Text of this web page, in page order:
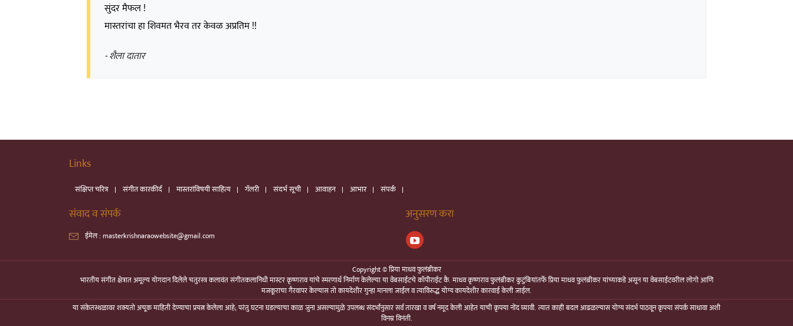
सुंदर मैफल !
मास्तरांचा हा शिवमत भैरव तर केवळ अप्रतिम !!
- शैला दातार
Links
संक्षिप्त चरित्र संगीत कारकीर्द मास्तरांविषयी साहित्य गॅलरी संदर्भ सूची आवाहन आभार संपर्क
संवाद व संपर्क
ईमेल : masterkrishnaraowebsite@gmail.com
अनुसरण करा
Copyright © प्रिया माधव फुलंब्रीकर
भारतीय संगीत क्षेत्रात अमूल्य योगदान दिलेले चतुरस्त्र कलावंत संगीतकलानिधी मास्टर कृष्णराव यांचे स्मरणार्थ निर्माण केलेल्या या वेबसाईटचे कॉपीराईट कै. माधव कृष्णराव फुलंब्रीकर कुटुंबियांतर्फे प्रिया माधव फुलंब्रीकर यांच्याकडे असून या वेबसाईटवरील लोगो आणि
मजकूराचा गैरवापर केल्यास तो कायदेशीर गुन्हा मानला जाईल व त्याविरुद्ध योग्य कायदेशीर कारवाई केली जाईल.
या संकेतस्थळावर शक्यतो अचूक माहिती देण्याचा प्रयत्न केलेला आहे; परंतु घटना घडल्याचा काळ जुना असल्यामुळे उपलब्ध संदर्भांनुसार सर्व तारखा व वर्ष नमूद केली आहेत याची कृपया नोंद घ्यावी. त्यात काही बदल आढळल्यास योग्य संदर्भ पाठवून कृपया संपर्क साधावा अशी
विनम्र विनंती.